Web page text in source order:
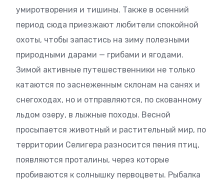
умиротворения и тишины. Также в осенний
период сюда приезжают любители спокойной
охоты, чтобы запастись на зиму полезными
природными дарами — грибами и ягодами.
Зимой активные путешественники не только
катаются по заснеженным склонам на санях и
снегоходах, но и отправляются, по скованному
льдом озеру, в лыжные походы. Весной
просыпается животный и растительный мир, по
территории Селигера разносится пения птиц,
появляются проталины, через которые
пробиваются к солнышку первоцветы. Рыбалка